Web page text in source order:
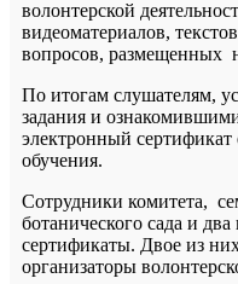
волонтерской
видеоматериалов,
вопросов, размещенных
По итогам слушателям,
задания и
электронный
обучения.
Сотрудники комитета,
ботанического сада и
сертификаты. Двое из
организаторы